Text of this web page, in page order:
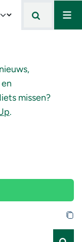
language
missen?
.